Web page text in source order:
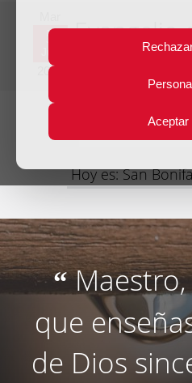
Aceptar
5
2012
Evangelio
Novena semana del
Lecturas del
Hoy es: San
“
que
de Dios